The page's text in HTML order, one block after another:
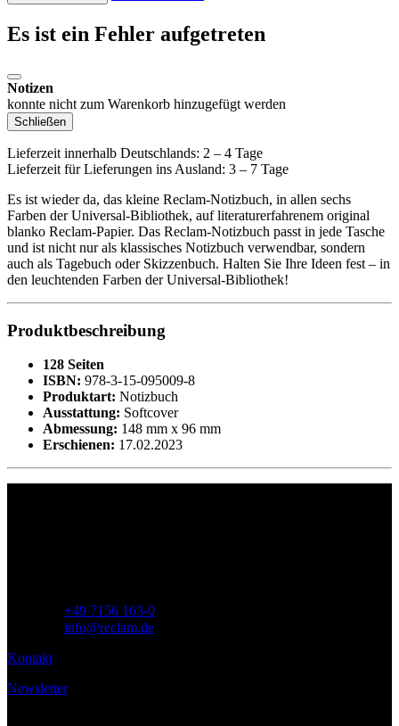
Es ist ein Fehler aufgetreten
Notizen
konnte nicht zum Warenkorb hinzugefügt werden
Schließen
Lieferzeit innerhalb Deutschlands: 2 – 4 Tage
Lieferzeit für Lieferungen ins Ausland: 3 – 7 Tage
Es ist wieder da, das kleine Reclam-Notizbuch, in allen sechs
Farben der Universal-Bibliothek, auf literaturerfahrenem original
blanko Reclam-Papier. Das Reclam-Notizbuch passt in jede Tasche
und ist nicht nur als klassisches Notizbuch verwendbar, sondern
auch als Tagebuch oder Skizzenbuch. Halten Sie Ihre Ideen fest – in
den leuchtenden Farben der Universal-Bibliothek!
Produktbeschreibung
128 Seiten
ISBN: 978-3-15-095009-8
Produktart: Notizbuch
Ausstattung: Softcover
Abmessung: 148 mm x 96 mm
Erschienen: 17.02.2023
+49 7156 163-0
info@reclam.de
Kontakt
Newsletter